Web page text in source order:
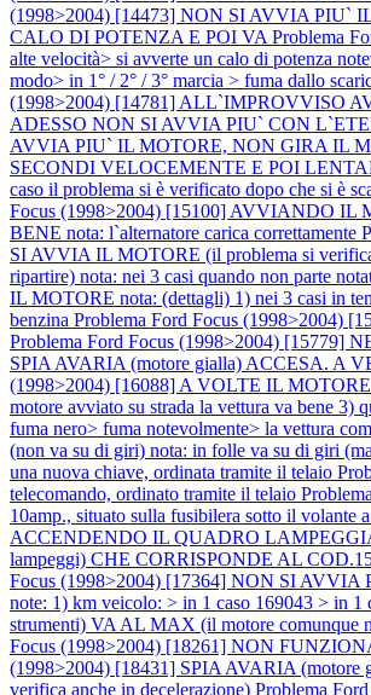
(1998>2004) [14473] NON SI AVVIA PIU` IL
CALO DI POTENZA E POI VA Problema
alte velocità> si avverte un calo di potenza
modo> in 1° / 2° / 3° marcia > fuma dallo
(1998>2004) [14781] ALL`IMPROVVISO
ADESSO NON SI AVVIA PIU` CON
AVVIA PIU` IL MOTORE, NON GIRA IL
SECONDI VELOCEMENTE E POI
caso il problema si è verificato dopo che si è
Focus (1998>2004) [15100] AVVIANDO
BENE nota: l`alternatore carica correttamente
SI AVVIA IL MOTORE (il problema si
ripartire) nota: nei 3 casi quando non parte
IL MOTORE nota: (dettagli) 1) nei 3 casi in
benzina Problema Ford Focus
Problema Ford Focus (1998>2004)
SPIA AVARIA (motore gialla) ACCESA. A
(1998>2004) [16088] A VOLTE IL
motore avviato su strada la vettura va bene 3)
fuma nero> fuma notevolmente> la vettura
(non va su di giri) nota: in folle va su di giri
una nuova chiave, ordinata tramite il telaio
telecomando, ordinato tramite il telaio
10amp., situato sulla fusibilera sotto il volante
ACCENDENDO IL QUADRO
lampeggi) CHE CORRISPONDE AL
Focus (1998>2004) [17364] NON SI AVVIA
note: 1) km veicolo: > in 1 caso 169043 > in
strumenti) VA AL MAX (il motore comunque
Focus (1998>2004) [18261] NON
(1998>2004) [18431] SPIA AVARIA
verifica anche in decelerazione) Problema